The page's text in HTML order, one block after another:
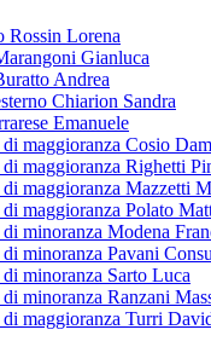
Rossin Lorena
Gianluca
Andrea
Chiarion Sandra
Emanuele
maggioranza Cosio
maggioranza Righetti
maggioranza Mazzetti
maggioranza Polato
minoranza Modena
minoranza Pavani
minoranza Sarto Luca
minoranza Ranzani
maggioranza Turri